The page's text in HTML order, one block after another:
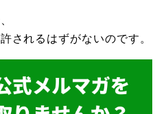
されるはずがないのです。